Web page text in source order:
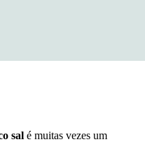
sal é muitas vezes um